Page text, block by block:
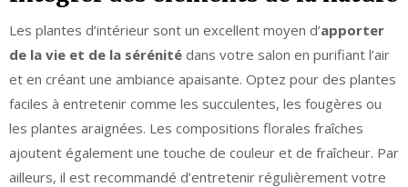
Les plantes d’intérieur sont un excellent moyen d’apporter
de la vie et de la sérénité dans votre salon en purifiant l’air
et en créant une ambiance apaisante. Optez pour des plantes
faciles à entretenir comme les succulentes, les fougères ou
les plantes araignées. Les compositions florales fraîches
ajoutent également une touche de couleur et de fraîcheur. Par
ailleurs, il est recommandé d’entretenir régulièrement votre